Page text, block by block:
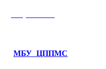
МБУ ЦППМС